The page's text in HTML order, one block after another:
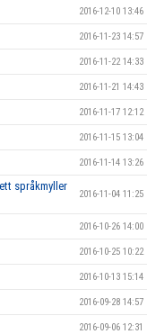
2016-12-10 13:46
2016-11-23 14:57
2016-11-22 14:33
2016-11-21 14:43
2016-11-17 12:12
2016-11-15 13:04
2016-11-14 13:26
språkmyller
2016-11-04 11:25
2016-10-26 14:00
2016-10-25 10:22
2016-10-13 15:14
2016-09-28 14:57
2016-09-06 12:31